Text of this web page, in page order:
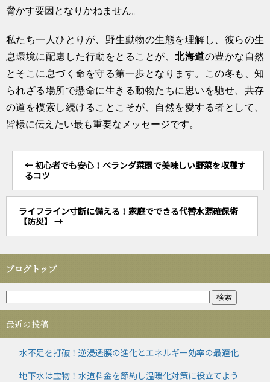
脅かす要因となりかねません。
私たち一人ひとりが、野生動物の生態を理解し、彼らの生
息環境に配慮した行動をとることが、北海道の豊かな自然
とそこに息づく命を守る第一歩となります。この冬も、知
られざる場所で懸命に生きる動物たちに思いを馳せ、共存
の道を模索し続けることこそが、自然を愛する者として、
皆様に伝えたい最も重要なメッセージです。
←初心者でも安心！ベランダ菜園で美味しい野菜を収穫す
るコツ
ライフライン寸断に備える！家庭でできる代替水源確保術
【防災】 →
ブログトップ
最近の投稿
水不足を打破！逆浸透膜の進化とエネルギー効率の最適化
地下水は宝物！水道料金を節約し温暖化対策に役立てよう